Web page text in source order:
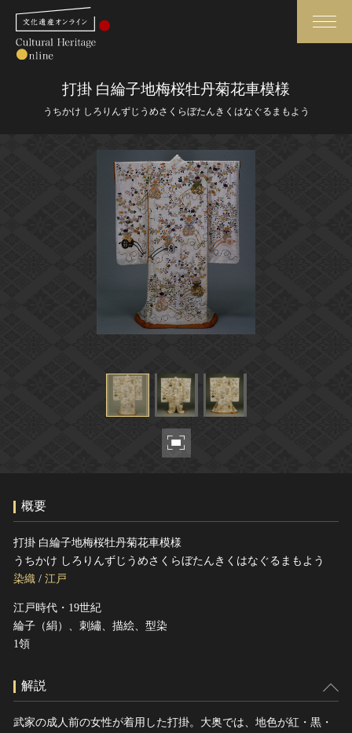
さらに詳細検索
全国の美術館・博物館
媒体資料・関連記事等
博物館、美術館の皆さまへ
文化庁よりご挨拶
今月のみどころ
お知らせ一覧
このサイトについて
関連サイトリンク
サイトマップ
サイトのご意見はこちら
文化遺産データベース
国指定文化財等データベース
打掛 白綸子地梅桜牡丹菊花車模様
うちかけ しろりんずじうめさくらぼたんきくはなぐるまもよう
概要
打掛 白綸子地梅桜牡丹菊花車模様
うちかけ しろりんずじうめさくらぼたんきくはなぐるまもよう
染織 / 江戸
江戸時代・19世紀
綸子（絹）、刺繡、描絵、型染
1領
解説
武家の成人前の女性が着用した打掛。大奥では、地色が紅・黒・